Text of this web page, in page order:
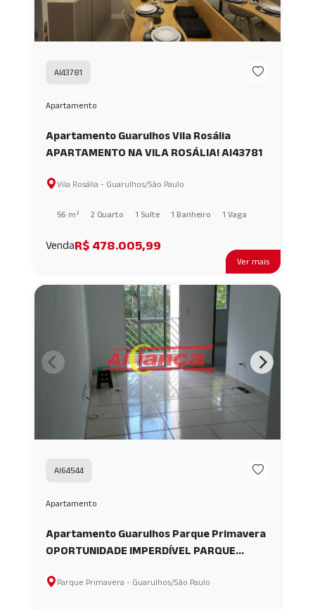
Ver mais
AI43781
Apartamento
Apartamento Guarulhos Vila Rosália
APARTAMENTO NA VILA ROSÁLIA! AI43781
Vila Rosália - Guarulhos/São Paulo
56 m² 2 Quarto 1 Suíte 1 Banheiro 1 Vaga
VendaR$ 478.005,99
AI64544
Apartamento
Apartamento Guarulhos Parque Primavera
OPORTUNIDADE IMPERDÍVEL PARQUE
Parque Primavera - Guarulhos/São Paulo